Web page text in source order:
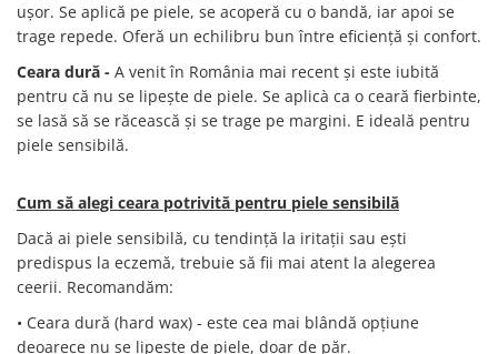
ușor. Se aplică pe piele, se acoperă cu o bandă, iar apoi se
trage repede. Oferă un echilibru bun între eficiență și confort.
Ceara dură - A venit în România mai recent și este iubită
pentru că nu se lipește de piele. Se aplicà ca o ceară fierbinte,
se lasă să se răcească și se trage pe margini. E ideală pentru
piele sensibilă.
Cum să alegi ceara potrivită pentru piele sensibilă
Dacă ai piele sensibilă, cu tendință la iritații sau ești
predispus la eczemă, trebuie să fii mai atent la alegerea
ceerii. Recomandăm:
• Ceara dură (hard wax) - este cea mai blândă opțiune
deoarece nu se lipește de piele, doar de păr.